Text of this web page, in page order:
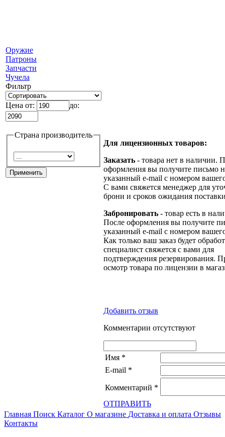
Оружие
Патроны
Запчасти
Чучела
Фильтр
Цена от: до:
Страна производитель
Для лицензионных товаров:
Заказать - товара нет в наличии.
оформления вы получите письмо
указанный e-mail с номером
С вами свяжется менеджер для
брони и сроков ожидания
Забронировать - товар есть в
После оформления вы получите
указанный e-mail с номером
Как только ваш заказ будет
специалист свяжется с вами для
подтверждения резервирования.
осмотр товара по лицензии в
Добавить отзыв
Комментарии отсутствуют
Имя *
E-mail *
Комментарий *
ОТПРАВИТЬ
Главная Поиск Каталог О магазине Доставка и оплата Отзывы
Контакты